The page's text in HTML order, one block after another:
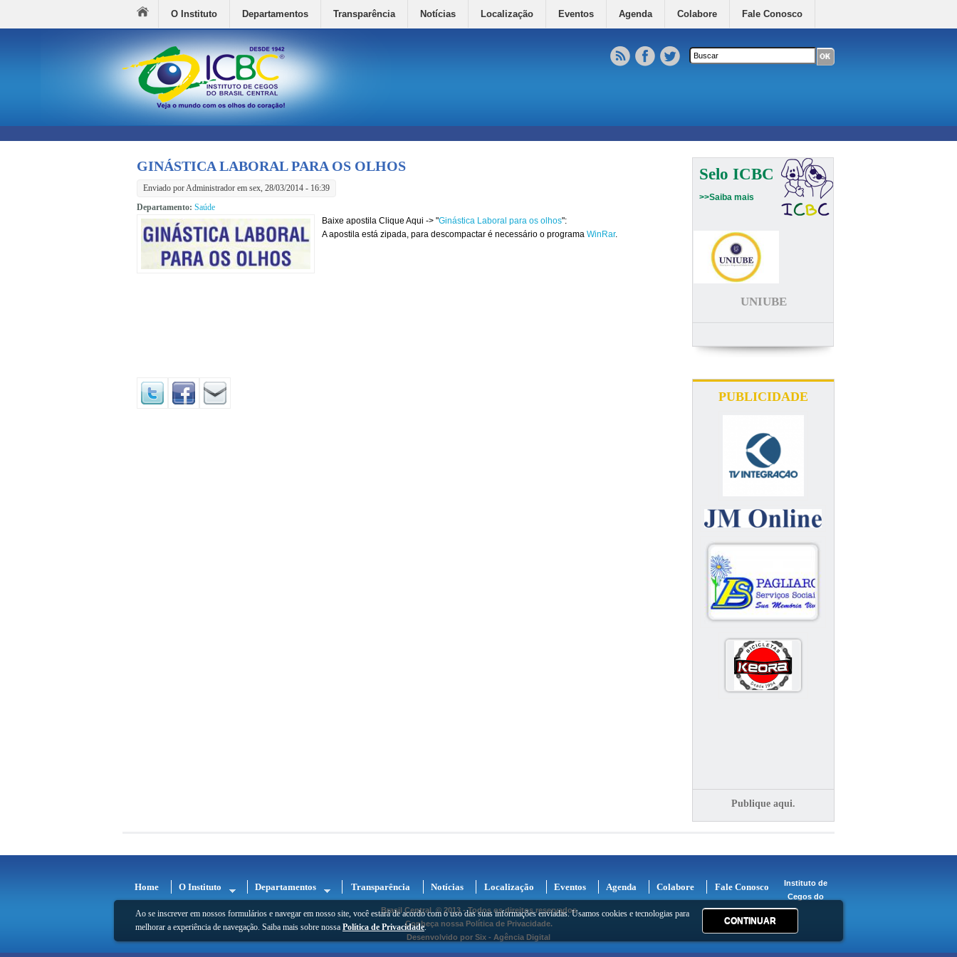
O Instituto Departamentos Transparência Notícias Localização Eventos Agenda Colabore Fale Conosco
Formulário de busca
GINÁSTICA LABORAL PARA OS OLHOS
Enviado porAdministrador em sex, 28/03/2014 - 16:39
Departamento: Saúde
Baixe apostila Clique Aqui -> "Ginástica Laboral para os olhos":
A apostila está zipada, para descompactar é necessário o programa WinRar.
Selo ICBC
>>Saiba mais
UNIUBE
PUBLICIDADE
Publique aqui.
Ao se inscrever em nossos formulários e navegar em nosso site, você estará de acordo com o uso das suas informações enviadas. Usamos cookies e tecnologias para
melhorar a experiência de navegação. Saiba mais sobre nossa Política de Privacidade.
CONTINUAR
Home O Instituto Departamentos Transparência Notícias Localização Eventos Agenda Colabore Fale Conosco
Instituto de
Cegos do
Brasil Central © 2013 - Todos os direitos reservados
Conheça nossa Política de Privacidade.
Desenvolvido por Six - Agência Digital